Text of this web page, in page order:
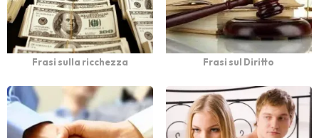
Frasi sulla ricchezza Frasi sul Diritto